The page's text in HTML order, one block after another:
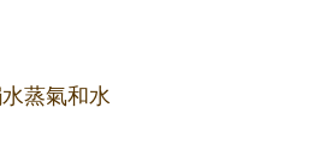
蒸氣和水